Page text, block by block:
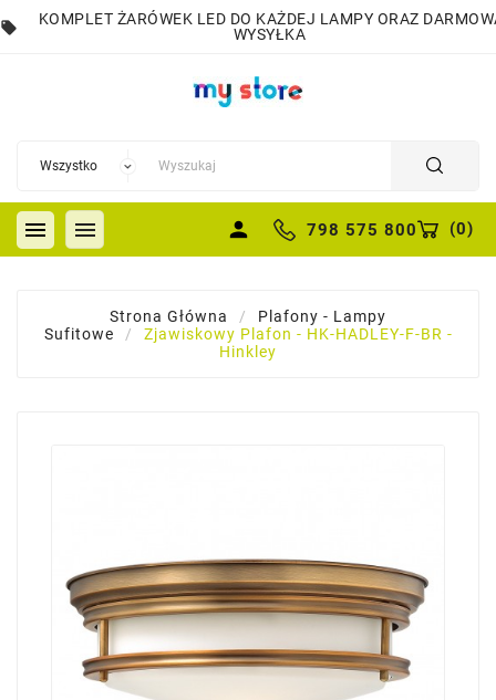
local_offer
KOMPLET ŻARÓWEK LED DO KAŻDEJ LAMPY ORAZ
WYSYŁKA
  person 798 575 800 (0)
Strona Główna
Plafony - Lampy
Sufitowe
Zjawiskowy Plafon - HK-HADLEY-F-BR -
Hinkley